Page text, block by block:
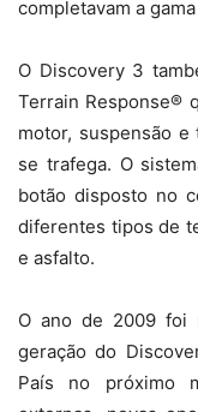
completavam a
O Discovery 3
Terrain Response®
motor, suspensão
se trafega. O
botão disposto no
diferentes tipos de
e asfalto.
O ano de 2009 foi
geração do
País no próximo